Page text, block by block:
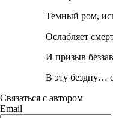
Темный ром,
Ослабляет
И призыв
В эту бездну…
Связаться с автором
Email